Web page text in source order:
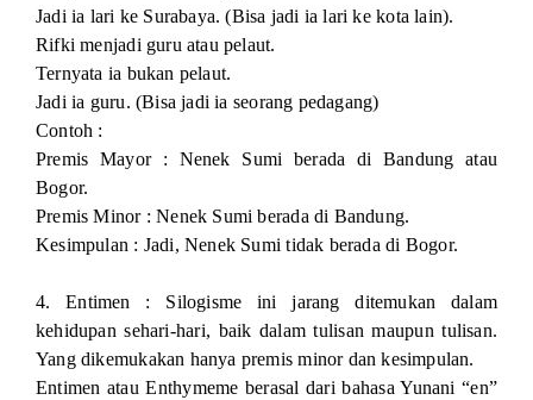
Jadi ia lari ke Surabaya. (Bisa jadi ia lari ke kota lain).
Rifki menjadi guru atau pelaut.
Ternyata ia bukan pelaut.
Jadi ia guru. (Bisa jadi ia seorang pedagang)
Contoh :
Premis Mayor : Nenek Sumi berada di Bandung atau
Bogor.
Premis Minor : Nenek Sumi berada di Bandung.
Kesimpulan : Jadi, Nenek Sumi tidak berada di Bogor.
4. Entimen : Silogisme ini jarang ditemukan dalam
kehidupan sehari-hari, baik dalam tulisan maupun tulisan.
Yang dikemukakan hanya premis minor dan kesimpulan.
Entimen atau Enthymeme berasal dari bahasa Yunani “en”